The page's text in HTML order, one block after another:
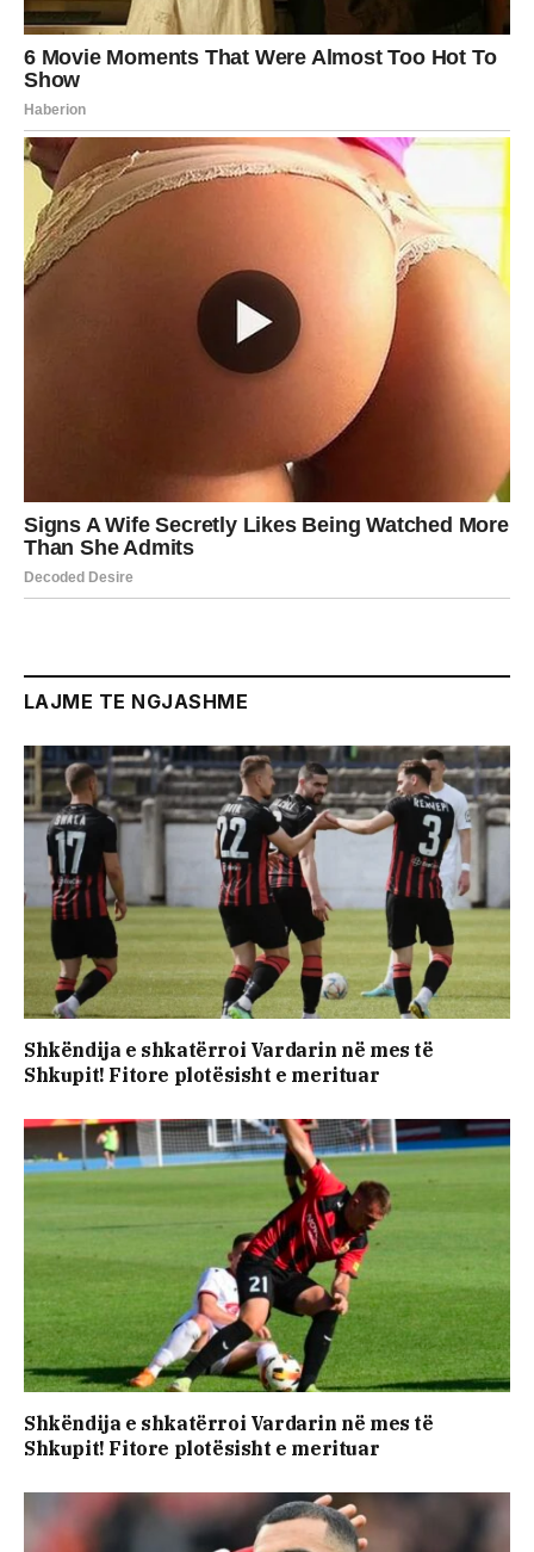
LAJME TE NGJASHME
Shkëndija e shkatërroi Vardarin në mes të
Shkupit! Fitore plotësisht e merituar
Shkëndija e shkatërroi Vardarin në mes të
Shkupit! Fitore plotësisht e merituar